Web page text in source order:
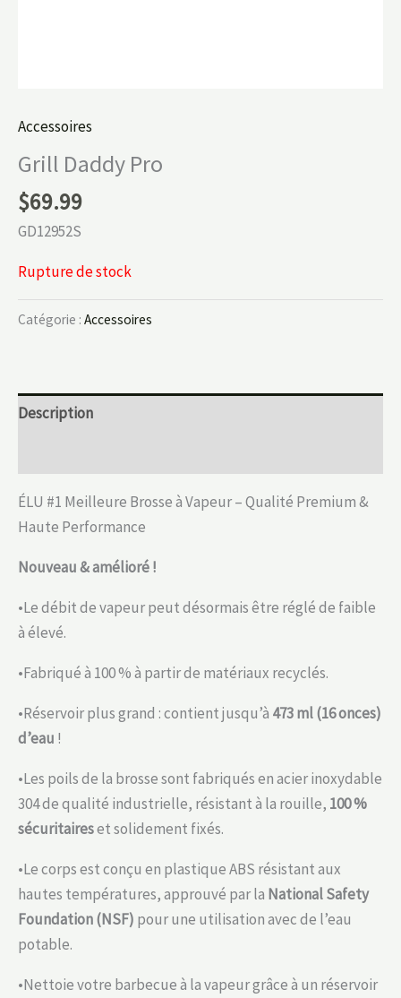
Accessoires
Grill Daddy Pro
$69.99
GD12952S
Rupture de stock
Catégorie : Accessoires
Description
ÉLU #1 Meilleure Brosse à Vapeur – Qualité Premium &
Haute Performance
Nouveau & amélioré !
•Le débit de vapeur peut désormais être réglé de faible
à élevé.
•Fabriqué à 100 % à partir de matériaux recyclés.
•Réservoir plus grand : contient jusqu’à 473 ml (16 onces)
d’eau !
•Les poils de la brosse sont fabriqués en acier inoxydable
304 de qualité industrielle, résistant à la rouille, 100 %
sécuritaireset solidement fixés.
•Le corps est conçu en plastique ABS résistant aux
hautes températures, approuvé par la National Safety
Foundation (NSF) pour une utilisation avec de l’eau
potable.
•Nettoie votre barbecue à la vapeur grâce à un réservoir